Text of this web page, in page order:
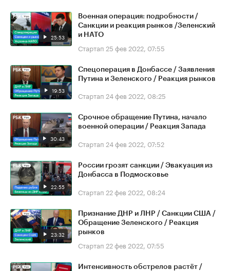
25:53
Военная операция: подробности /
Санкции и реакция рынков /Зеленский
и НАТО
Стартап 25 фев 2022, 07:55
19:53
Спецоперация в Донбассе / Заявления
Путина и Зеленского / Реакция рынков
Стартап 24 фев 2022, 08:25
30:43
Срочное обращение Путина, начало
военной операции / Реакция Запада
Стартап 24 фев 2022, 07:52
22:55
России грозят санкции / Эвакуация из
Донбасса в Подмосковье
Стартап 22 фев 2022, 08:24
23:32
Признание ДНР и ЛНР / Санкции США /
Обращение Зеленского / Реакция
рынков
Стартап 22 фев 2022, 07:55
Интенсивность обстрелов растёт /